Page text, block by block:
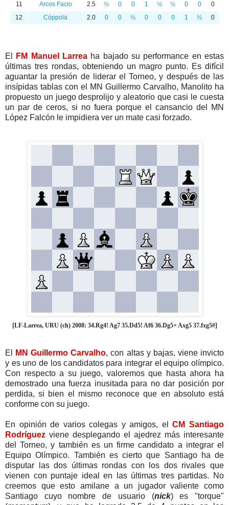
11
Arcos Facio 2.5 ½ 0 0 1 ½ ½ 0 0
0
12
Cóppola 2.0 0 0 ½ 0 0 0 1 ½ 0
El FM Manuel Larrea ha bajado su performance en estas
últimas tres rondas, obteniendo un magro punto. Es difícil
aguantar la presión de liderar el Torneo, y después de las
insípidas tablas con el MN Guillermo Carvalho, Manolito ha
propuesto un juego desprolijo y aleatorio que casi le cuesta
un par de ceros, si no fuera porque el cansancio del MN
López Falcón le impidiera ver un mate casi forzado.
[LF-Larrea, URU (ch) 2008: 34.Rg4! Ag7 35.Dd5! Af6 36.Dg5+ Axg5 37.fxg5#]
El MN Guillermo Carvalho, con altas y bajas, viene invicto
y es uno de los candidatos para integrar el equipo olímpico.
Con respecto a su juego, valoremos que hasta ahora ha
demostrado una fuerza inusitada para no dar posición por
perdida, si bien el mismo reconoce que en absoluto está
conforme con su juego.
En opinión de varios colegas y amigos, elCM Santiago
Rodríguez viene desplegando el ajedrez más interesante
del Torneo, y también es un firme candidato a integrar el
Equipo Olímpico. También es cierto que Santiago ha de
disputar las dos últimas rondas con los dos rivales que
vienen con puntaje ideal en las últimas tres partidas. No
creemos que esto amilane a un jugador valiente como
Santiago cuyo nombre de usuario (nick) es "torque"